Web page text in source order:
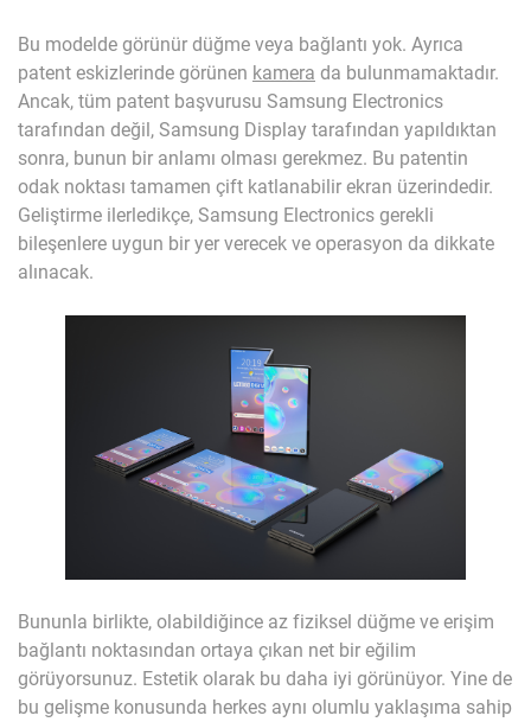
Bu modelde görünür düğme veya bağlantı yok. Ayrıca
patent eskizlerinde görünen kamera da bulunmamaktadır.
Ancak, tüm patent başvurusu Samsung Electronics
tarafından değil, Samsung Display tarafından yapıldıktan
sonra, bunun bir anlamı olması gerekmez. Bu patentin
odak noktası tamamen çift katlanabilir ekran üzerindedir.
Geliştirme ilerledikçe, Samsung Electronics gerekli
bileşenlere uygun bir yer verecek ve operasyon da dikkate
alınacak.
Bununla birlikte, olabildiğince az fiziksel düğme ve erişim
bağlantı noktasından ortaya çıkan net bir eğilim
görüyorsunuz. Estetik olarak bu daha iyi görünüyor. Yine de
bu gelişme konusunda herkes aynı olumlu yaklaşıma sahip